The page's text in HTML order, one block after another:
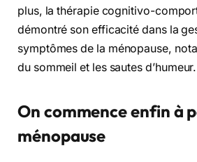
plus, la thérapie cognitivo-
démontré son efficacité dans la
symptômes de la ménopause,
du sommeil et les sautes d’humeur.
On commence enfin à
ménopause